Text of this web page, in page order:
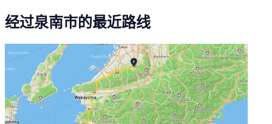
经过泉南市的最近路线